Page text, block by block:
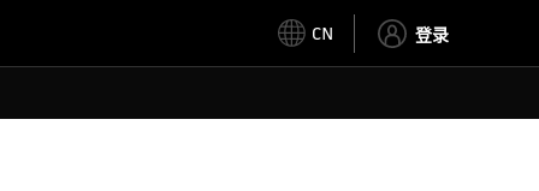
CN 登录